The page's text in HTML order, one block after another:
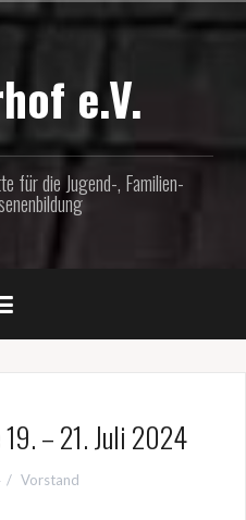
e.V.
für die Jugend-, Familien-
– 21. Juli 2024
Vorstand